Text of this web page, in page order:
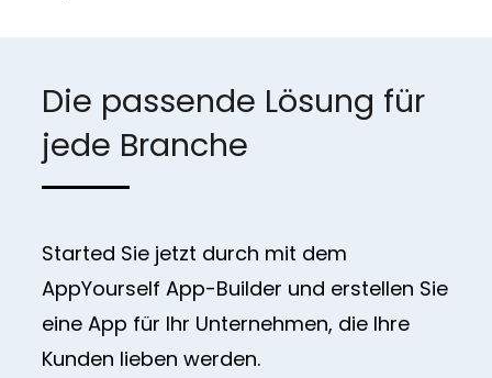
Die passende Lösung für
jede Branche
Started Sie jetzt durch mit dem
AppYourself App-Builder und erstellen Sie
eine App für Ihr Unternehmen, die Ihre
Kunden lieben werden.